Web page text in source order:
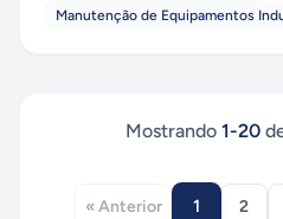
Manutenção de Equipamentos
Mostrando 1-20
« Anterior 1 2